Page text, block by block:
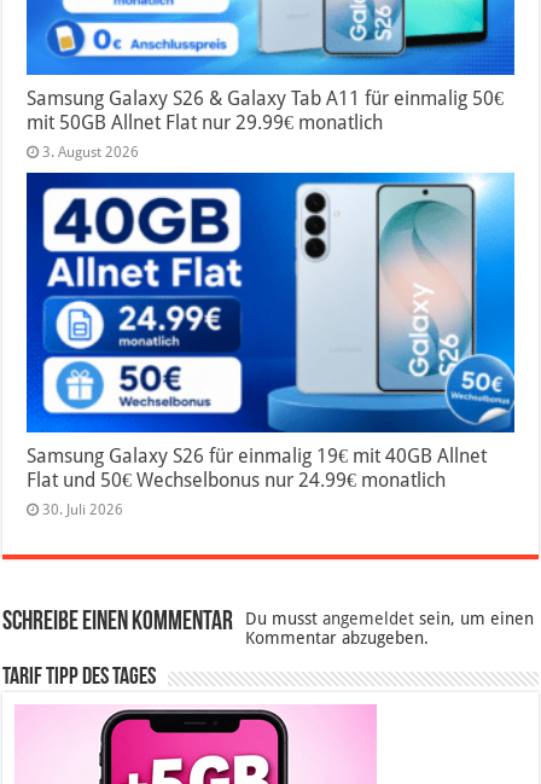
Samsung Galaxy S26 & Galaxy Tab A11 für einmalig 50€
mit 50GB Allnet Flat nur 29.99€ monatlich
3. August 2026
Samsung Galaxy S26 für einmalig 19€ mit 40GB Allnet
Flat und 50€ Wechselbonus nur 24.99€ monatlich
30. Juli 2026
Schreibe einen Kommentar Du musstangemeldet sein, um einen
Kommentar abzugeben.
Tarif Tipp des Tages